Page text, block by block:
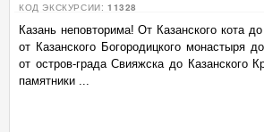
КОД ЭКСКУРСИИ: 11328
Казань неповторима! От Казанского кота
от Казанского Богородицкого монастыря
от остров-града Свияжска до Казанского
памятники ...